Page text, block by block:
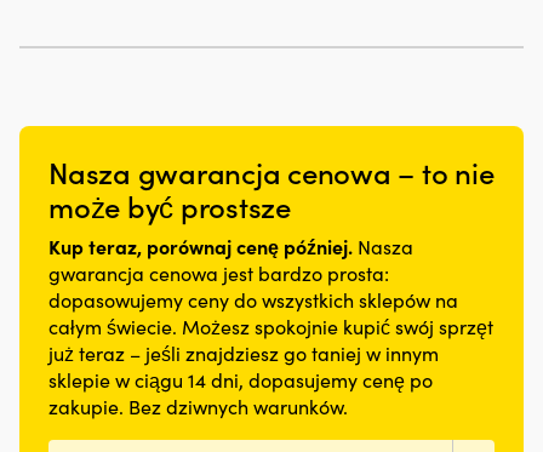
Nasza gwarancja cenowa – to nie
może być prostsze
Kup teraz, porównaj cenę później. Nasza
gwarancja cenowa jest bardzo prosta:
dopasowujemy ceny do wszystkich sklepów na
całym świecie. Możesz spokojnie kupić swój sprzęt
już teraz – jeśli znajdziesz go taniej w innym
sklepie w ciągu 14 dni, dopasujemy cenę po
zakupie. Bez dziwnych warunków.